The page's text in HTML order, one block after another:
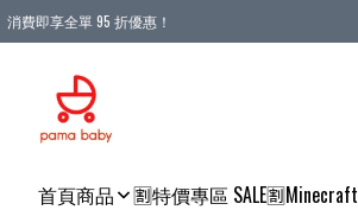
消費即享全單 95 折優惠！
首頁商品 🈹特價專區 SALE🈹Minecraft